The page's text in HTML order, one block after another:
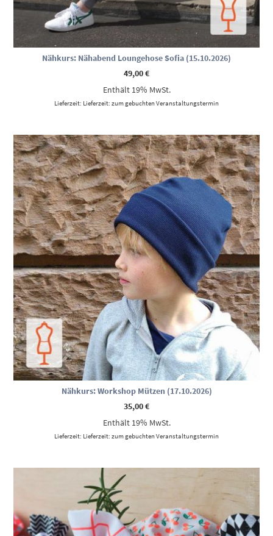
Nähkurs: Nähabend Loungehose Sofia (15.10.2026)
49,00€
Enthält 19% MwSt.
Lieferzeit: Lieferzeit: zum gebuchten Veranstaltungstermin
Nähkurs: Workshop Mützen (17.10.2026)
35,00€
Enthält 19% MwSt.
Lieferzeit: Lieferzeit: zum gebuchten Veranstaltungstermin